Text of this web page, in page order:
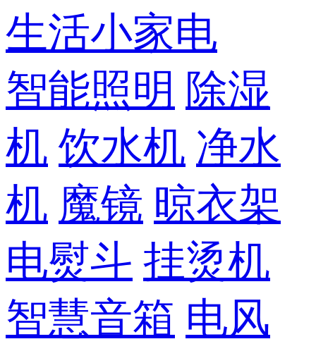
生活小家电
智能照明 除湿
机 饮水机 净水
机 魔镜 晾衣架
电熨斗 挂烫机
智慧音箱 电风